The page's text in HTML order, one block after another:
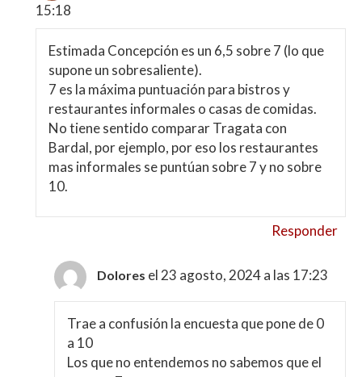
15:18
Estimada Concepción es un 6,5 sobre 7 (lo que
supone un sobresaliente).
7 es la máxima puntuación para bistros y
restaurantes informales o casas de comidas.
No tiene sentido comparar Tragata con
Bardal, por ejemplo, por eso los restaurantes
mas informales se puntúan sobre 7 y no sobre
10.
Responder
Dolores el 23 agosto, 2024 a las 17:23
Trae a confusión la encuesta que pone de 0
a 10
Los que no entendemos no sabemos que el